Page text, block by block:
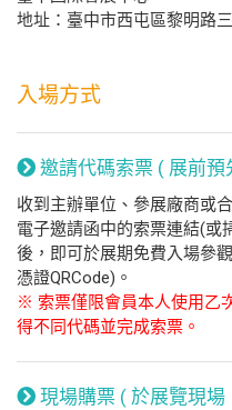
地址：臺中市西屯區黎明路
入場方式
邀請代碼索票 ( 展前
收到主辦單位、參展廠商或
電子邀請函中的索票連結(或
後，即可於展期免費入場參
憑證QRCode)。
※ 索票僅限會員本人使用乙
得不同代碼並完成索票。
現場購票 ( 於展覽現場